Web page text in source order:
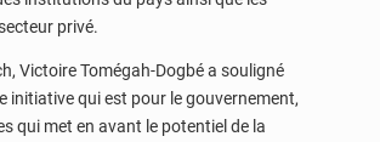
privé.
Victoire Tomégah-Dogbé a souligné
initiative qui est pour le gouvernement,
qui met en avant le potentiel de la